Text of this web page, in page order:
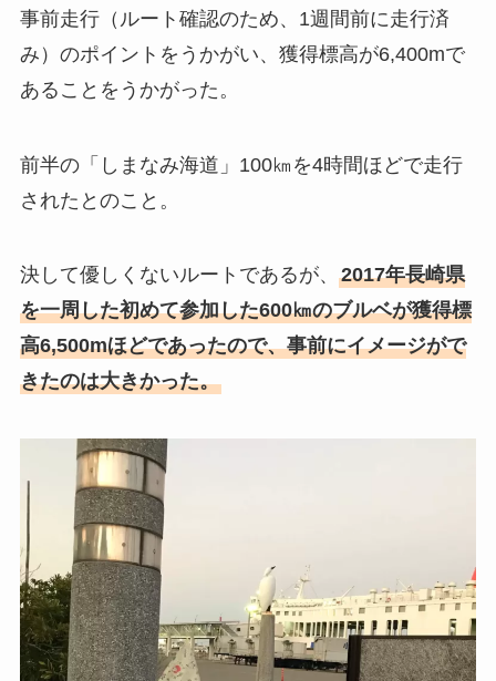
事前走行（ルート確認のため、1週間前に走行済
み）のポイントをうかがい、獲得標高が6,400mで
あることをうかがった。
前半の「しまなみ海道」100㎞を4時間ほどで走行
されたとのこと。
決して優しくないルートであるが、 2017年長崎県
を一周した初めて参加した600㎞のブルベが獲得標
高6,500mほどであったので、事前にイメージがで
きたのは大きかった。